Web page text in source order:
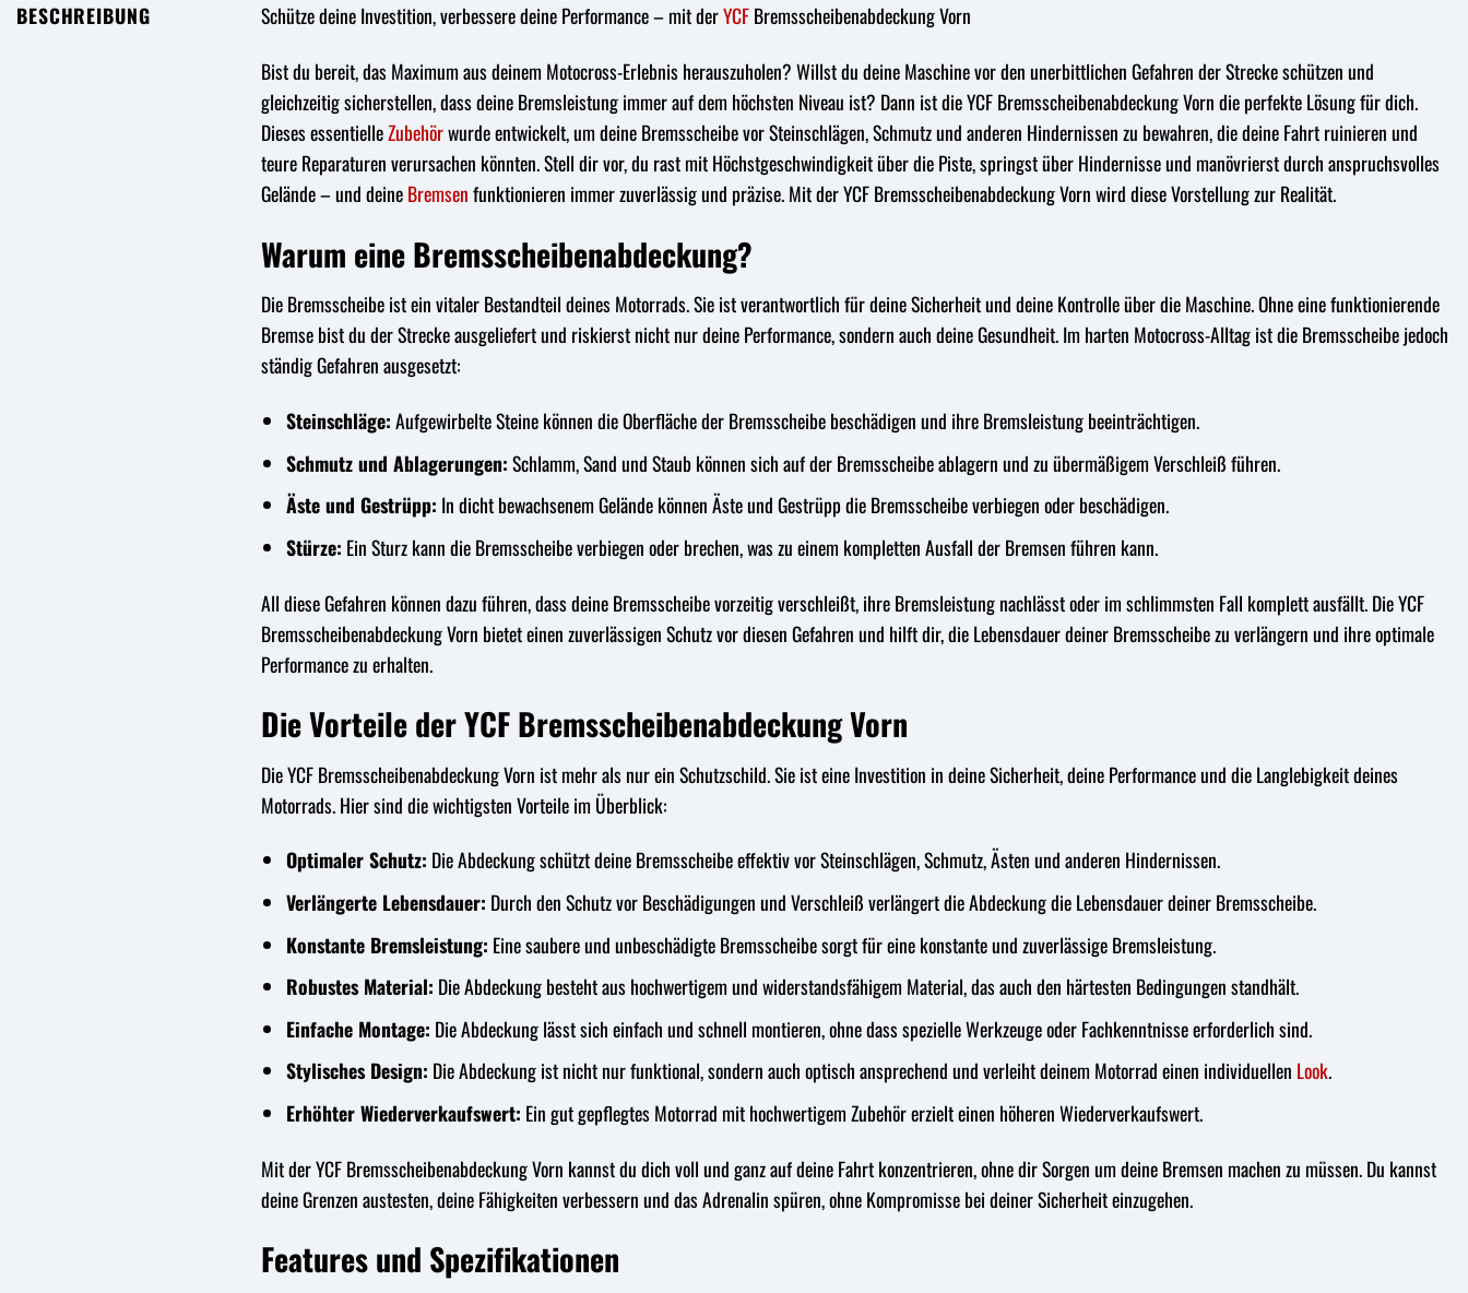
BESCHREIBUNG Schütze deine Investition, verbessere deine Performance – mit derYCFBremsscheibenabdeckung Vorn
Bist du bereit, das Maximum aus deinem Motocross-Erlebnis herauszuholen? Willst du deine Maschine vor den unerbittlichen Gefahren der Strecke schützen und
gleichzeitig sicherstellen, dass deine Bremsleistung immer auf dem höchsten Niveau ist? Dann ist die YCF Bremsscheibenabdeckung Vorn die perfekte Lösung für dich.
Dieses essentielleZubehörwurde entwickelt, um deine Bremsscheibe vor Steinschlägen, Schmutz und anderen Hindernissen zu bewahren, die deine Fahrt ruinieren und
teure Reparaturen verursachen könnten. Stell dir vor, du rast mit Höchstgeschwindigkeit über die Piste, springst über Hindernisse und manövrierst durch anspruchsvolles
Gelände – und deineBremsenfunktionieren immer zuverlässig und präzise. Mit der YCF Bremsscheibenabdeckung Vorn wird diese Vorstellung zur Realität.
Warum eine Bremsscheibenabdeckung?
Die Bremsscheibe ist ein vitaler Bestandteil deines Motorrads. Sie ist verantwortlich für deine Sicherheit und deine Kontrolle über die Maschine. Ohne eine funktionierende
Bremse bist du der Strecke ausgeliefert und riskierst nicht nur deine Performance, sondern auch deine Gesundheit. Im harten Motocross-Alltag ist die Bremsscheibe jedoch
ständig Gefahren ausgesetzt:
Steinschläge:Aufgewirbelte Steine können die Oberfläche der Bremsscheibe beschädigen und ihre Bremsleistung beeinträchtigen.
Schmutz und Ablagerungen:Schlamm, Sand und Staub können sich auf der Bremsscheibe ablagern und zu übermäßigem Verschleiß führen.
Äste und Gestrüpp: In dicht bewachsenem Gelände können Äste und Gestrüpp die Bremsscheibe verbiegen oder beschädigen.
Stürze: Ein Sturz kann die Bremsscheibe verbiegen oder brechen, was zu einem kompletten Ausfall der Bremsen führen kann.
All diese Gefahren können dazu führen, dass deine Bremsscheibe vorzeitig verschleißt, ihre Bremsleistung nachlässt oder im schlimmsten Fall komplett ausfällt. Die YCF
Bremsscheibenabdeckung Vorn bietet einen zuverlässigen Schutz vor diesen Gefahren und hilft dir, die Lebensdauer deiner Bremsscheibe zu verlängern und ihre optimale
Performance zu erhalten.
Die Vorteile der YCF Bremsscheibenabdeckung Vorn
Die YCF Bremsscheibenabdeckung Vorn ist mehr als nur ein Schutzschild. Sie ist eine Investition in deine Sicherheit, deine Performance und die Langlebigkeit deines
Motorrads. Hier sind die wichtigsten Vorteile im Überblick:
Optimaler Schutz: Die Abdeckung schützt deine Bremsscheibe effektiv vor Steinschlägen, Schmutz, Ästen und anderen Hindernissen.
Verlängerte Lebensdauer: Durch den Schutz vor Beschädigungen und Verschleiß verlängert die Abdeckung die Lebensdauer deiner Bremsscheibe.
Konstante Bremsleistung: Eine saubere und unbeschädigte Bremsscheibe sorgt für eine konstante und zuverlässige Bremsleistung.
Robustes Material: Die Abdeckung besteht aus hochwertigem und widerstandsfähigem Material, das auch den härtesten Bedingungen standhält.
Einfache Montage: Die Abdeckung lässt sich einfach und schnell montieren, ohne dass spezielle Werkzeuge oder Fachkenntnisse erforderlich sind.
Stylisches Design: Die Abdeckung ist nicht nur funktional, sondern auch optisch ansprechend und verleiht deinem Motorrad einen individuellen Look.
Erhöhter Wiederverkaufswert: Ein gut gepflegtes Motorrad mit hochwertigem Zubehör erzielt einen höheren Wiederverkaufswert.
Mit der YCF Bremsscheibenabdeckung Vorn kannst du dich voll und ganz auf deine Fahrt konzentrieren, ohne dir Sorgen um deine Bremsen machen zu müssen. Du kannst
deine Grenzen austesten, deine Fähigkeiten verbessern und das Adrenalin spüren, ohne Kompromisse bei deiner Sicherheit einzugehen.
Features und Spezifikationen